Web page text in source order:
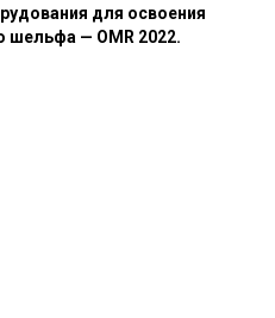
для освоения
шельфа — OMR 2022.